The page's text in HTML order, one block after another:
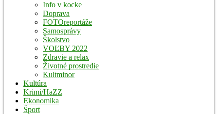
Info v kocke
Doprava
FOTOreportáže
Samosprávy
Školstvo
VOĽBY 2022
Zdravie a relax
Životné prostredie
Kultminor
Kultúra
Krimi/HaZZ
Ekonomika
Šport